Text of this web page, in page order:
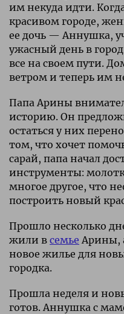
им некуда идти.
красивом городе,
ее дочь — Аннушка,
ужасный день в
все на своем пути.
ветром и теперь им
Папа Арины
историю. Он
остаться у них
том, что хочет
сарай, папа начал
инструменты:
многое другое, что
построить новый
Прошло несколько
жили в семье Арины,
новое жилье для
городка.
Прошла неделя и
готов. Аннушка с